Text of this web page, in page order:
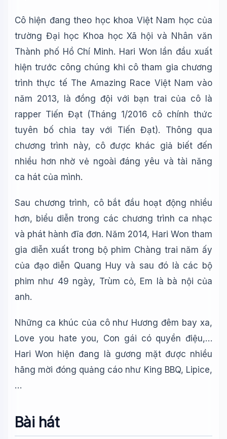
Cô hiện đang theo học khoa Việt Nam học của
trường Đại học Khoa học Xã hội và Nhân văn
Thành phố Hồ Chí Minh. Hari Won lần đầu xuất
hiện trước công chúng khi cô tham gia chương
trình thực tế The Amazing Race Việt Nam vào
năm 2013, là đồng đội với bạn trai của cô là
rapper Tiến Đạt (Tháng 1/2016 cô chính thức
tuyên bố chia tay với Tiến Đạt). Thông qua
chương trình này, cô được khác giả biết đến
nhiều hơn nhờ vẻ ngoài đáng yêu và tài năng
ca hát của mình.
Sau chương trình, cô bắt đầu hoạt động nhiều
hơn, biểu diễn trong các chương trình ca nhạc
và phát hành đĩa đơn. Năm 2014, Hari Won tham
gia diễn xuất trong bộ phim Chàng trai năm ấy
của đạo diễn Quang Huy và sau đó là các bộ
phim như 49 ngày, Trùm cỏ, Em là bà nội của
anh.
Những ca khúc của cô như Hương đêm bay xa,
Love you hate you, Con gái có quyền điệu,…
Hari Won hiện đang là gương mặt được nhiều
hãng mời đóng quảng cáo như King BBQ, Lipice,
…
Bài hát
🤖 Wiki Trợ Lý
Sẵn sàng hỗ trợ
🎓
Xin chào!
Tôi là trợ lý AI của TuDienWiki. Hãy hỏi tôi bất kỳ điều gì
về các bài viết trên Wiki!